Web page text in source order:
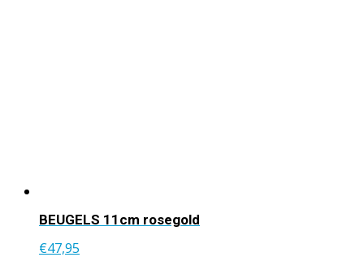
BEUGELS 11cm rosegold
€47,95